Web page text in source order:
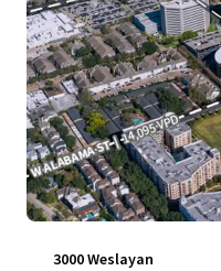
3000 Weslayan